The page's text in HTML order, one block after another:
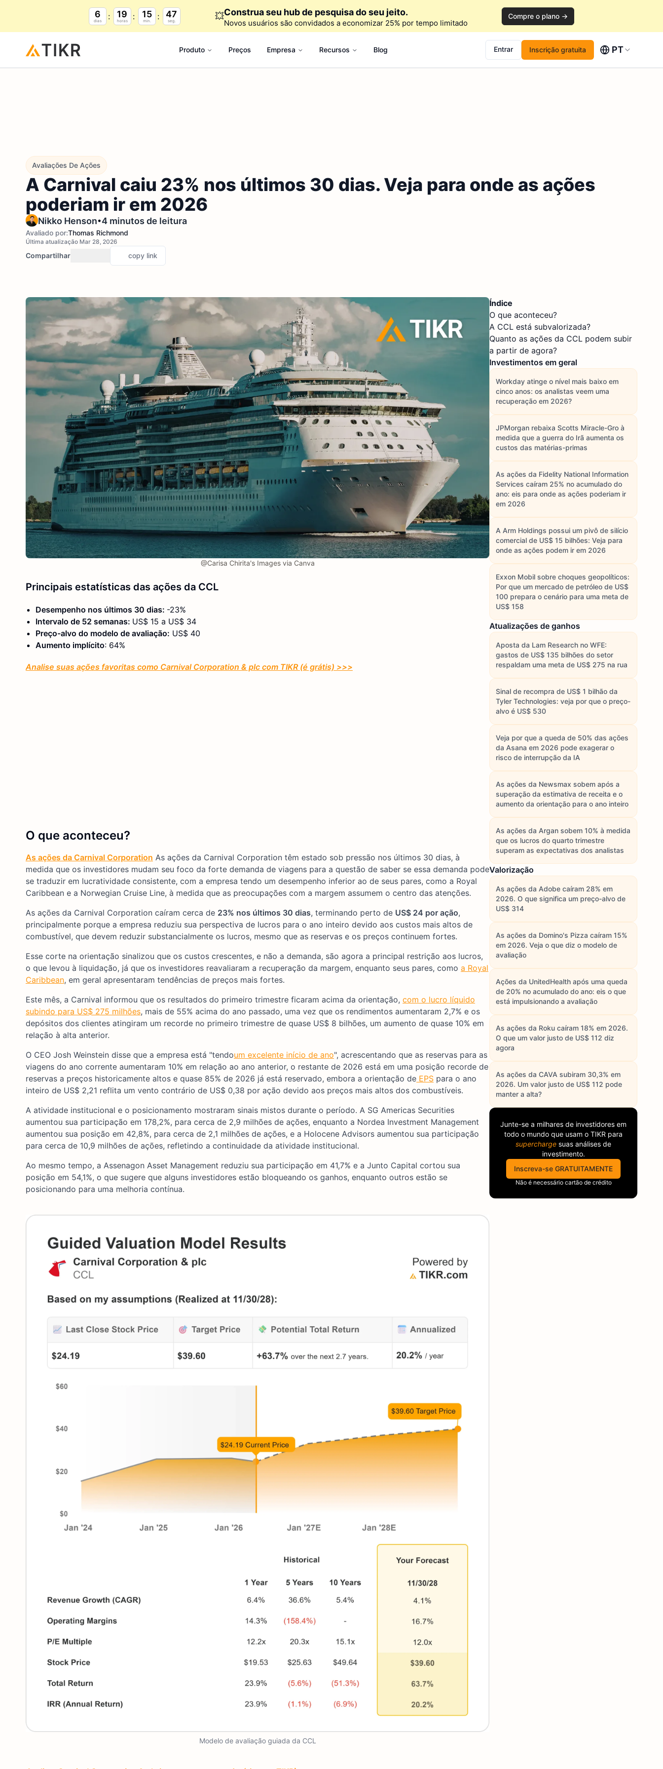
6
dias
19
horas
15
min.
45
seg. 💥Construa seu hub de pesquisa do seu jeito.
Novos usuários são convidados a economizar 25% por tempo limitado
Compre o plano →
Produto Preços Empresa Recursos Blog Entrar Inscrição gratuita PT
Avaliações De Ações
A Carnival caiu 23% nos últimos 30 dias. Veja para onde as ações
poderiam ir em 2026
Nikko Henson•4 minutos de leitura
Avaliado por:Thomas Richmond
Última atualização Mar 28, 2026
Compartilhar copy link
@Carisa Chirita's Images via Canva
Principais estatísticas das ações da CCL
Desempenho nos últimos 30 dias: -23%
Intervalo de 52 semanas: US$ 15 a US$ 34
Preço-alvo do modelo de avaliação: US$ 40
Aumento implícito: 64%
Analise suas ações favoritas como Carnival Corporation & plc com TIKR (é grátis) >>>
O que aconteceu?
As ações da Carnival Corporation As ações da Carnival Corporation têm estado sob pressão nos últimos 30 dias, à
medida que os investidores mudam seu foco da forte demanda de viagens para a questão de saber se essa demanda pode
se traduzir em lucratividade consistente, com a empresa tendo um desempenho inferior ao de seus pares, como a Royal
Caribbean e a Norwegian Cruise Line, à medida que as preocupações com a margem assumem o centro das atenções.
As ações da Carnival Corporation caíram cerca de 23% nos últimos 30 dias, terminando perto de US$ 24 por ação,
principalmente porque a empresa reduziu sua perspectiva de lucros para o ano inteiro devido aos custos mais altos de
combustível, que devem reduzir substancialmente os lucros, mesmo que as reservas e os preços continuem fortes.
Esse corte na orientação sinalizou que os custos crescentes, e não a demanda, são agora a principal restrição aos lucros,
o que levou à liquidação, já que os investidores reavaliaram a recuperação da margem, enquanto seus pares, como a Royal
Caribbean, em geral apresentaram tendências de preços mais fortes.
Este mês, a Carnival informou que os resultados do primeiro trimestre ficaram acima da orientação, com o lucro líquido
subindo para US$ 275 milhões, mais de 55% acima do ano passado, uma vez que os rendimentos aumentaram 2,7% e os
depósitos dos clientes atingiram um recorde no primeiro trimestre de quase US$ 8 bilhões, um aumento de quase 10% em
relação à alta anterior.
O CEO Josh Weinstein disse que a empresa está "tendoum excelente início de ano", acrescentando que as reservas para as
viagens do ano corrente aumentaram 10% em relação ao ano anterior, o restante de 2026 está em uma posição recorde de
reservas a preços historicamente altos e quase 85% de 2026 já está reservado, embora a orientação de EPS para o ano
inteiro de US$ 2,21 reflita um vento contrário de US$ 0,38 por ação devido aos preços mais altos dos combustíveis.
A atividade institucional e o posicionamento mostraram sinais mistos durante o período. A SG Americas Securities
aumentou sua participação em 178,2%, para cerca de 2,9 milhões de ações, enquanto a Nordea Investment Management
aumentou sua posição em 42,8%, para cerca de 2,1 milhões de ações, e a Holocene Advisors aumentou sua participação
para cerca de 10,9 milhões de ações, refletindo a continuidade da atividade institucional.
Ao mesmo tempo, a Assenagon Asset Management reduziu sua participação em 41,7% e a Junto Capital cortou sua
posição em 54,1%, o que sugere que alguns investidores estão bloqueando os ganhos, enquanto outros estão se
posicionando para uma melhoria contínua.
Modelo de avaliação guiada da CCL
Índice
O que aconteceu?
A CCL está subvalorizada?
Quanto as ações da CCL podem subir
a partir de agora?
Investimentos em geral
Workday atinge o nível mais baixo em
cinco anos: os analistas veem uma
recuperação em 2026?
JPMorgan rebaixa Scotts Miracle-Gro à
medida que a guerra do Irã aumenta os
custos das matérias-primas
As ações da Fidelity National Information
Services caíram 25% no acumulado do
ano: eis para onde as ações poderiam ir
em 2026
A Arm Holdings possui um pivô de silício
comercial de US$ 15 bilhões: Veja para
onde as ações podem ir em 2026
Exxon Mobil sobre choques geopolíticos:
Por que um mercado de petróleo de US$
100 prepara o cenário para uma meta de
US$ 158
Atualizações de ganhos
Aposta da Lam Research no WFE:
gastos de US$ 135 bilhões do setor
respaldam uma meta de US$ 275 na rua
Sinal de recompra de US$ 1 bilhão da
Tyler Technologies: veja por que o preço-
alvo é US$ 530
Veja por que a queda de 50% das ações
da Asana em 2026 pode exagerar o
risco de interrupção da IA
As ações da Newsmax sobem após a
superação da estimativa de receita e o
aumento da orientação para o ano inteiro
As ações da Argan sobem 10% à medida
que os lucros do quarto trimestre
superam as expectativas dos analistas
Valorização
As ações da Adobe caíram 28% em
2026. O que significa um preço-alvo de
US$ 314
As ações da Domino's Pizza caíram 15%
em 2026. Veja o que diz o modelo de
avaliação
Ações da UnitedHealth após uma queda
de 20% no acumulado do ano: eis o que
está impulsionando a avaliação
As ações da Roku caíram 18% em 2026.
O que um valor justo de US$ 112 diz
agora
As ações da CAVA subiram 30,3% em
2026. Um valor justo de US$ 112 pode
manter a alta?
Junte-se a milhares de investidores em
todo o mundo que usam o TIKR para
supercharge suas análises de
investimento.
Inscreva-se GRATUITAMENTE
Não é necessário cartão de crédito